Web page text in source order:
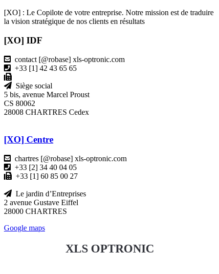
[XO] : Le Copilote de votre entreprise. Notre mission est de traduire
la vision stratégique de nos clients en résultats
[XO] IDF
contact [@robase] xls-optronic.com
+33 [1] 42 43 65 65
Siège social
5 bis, avenue Marcel Proust
CS 80062
28008 CHARTRES Cedex
[XO] Centre
chartres [@robase] xls-optronic.com
+33 [2] 34 40 04 05
+33 [1] 60 85 00 27
Le jardin d’Entreprises
2 avenue Gustave Eiffel
28000 CHARTRES
Google maps
XLS OPTRONIC